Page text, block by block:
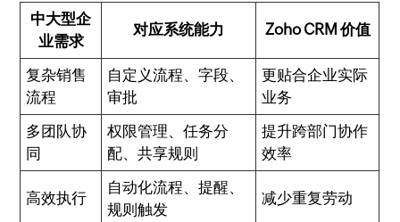
中大型企
业需求
对应系统能力 Zoho CRM 价值
复杂销售
流程
自定义流程、字段、
审批
更贴合企业实际
业务
多团队协
同
权限管理、任务分
配、共享规则
提升跨部门协作
效率
高效执行
自动化流程、提醒、
规则触发
减少重复劳动